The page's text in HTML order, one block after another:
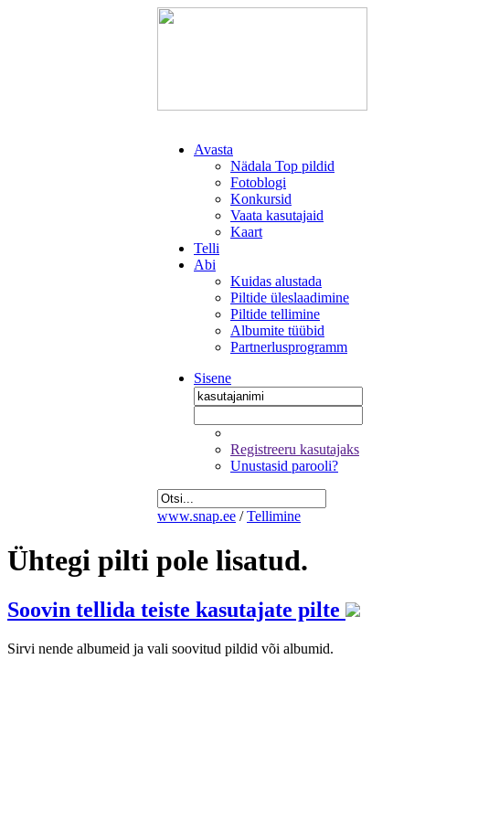
Avasta
Nädala Top pildid
Fotoblogi
Konkursid
Vaata kasutajaid
Kaart
Telli
Abi
Kuidas alustada
Piltide üleslaadimine
Piltide tellimine
Albumite tüübid
Partnerlusprogramm
Sisene
Registreeru kasutajaks
Unustasid parooli?
www.snap.ee / Tellimine
Ühtegi pilti pole lisatud.
Soovin tellida teiste kasutajate pilte
Sirvi nende albumeid ja vali soovitud pildid või albumid.